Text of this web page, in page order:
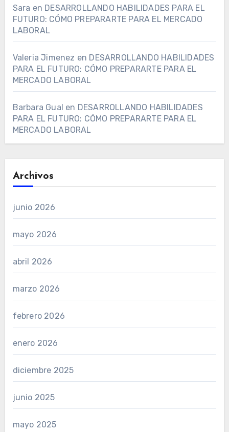
Sara en DESARROLLANDO HABILIDADES PARA EL
FUTURO: CÓMO PREPARARTE PARA EL MERCADO
LABORAL
Valeria Jimenez en DESARROLLANDO HABILIDADES
PARA EL FUTURO: CÓMO PREPARARTE PARA EL
MERCADO LABORAL
Barbara Gual en DESARROLLANDO HABILIDADES
PARA EL FUTURO: CÓMO PREPARARTE PARA EL
MERCADO LABORAL
Archivos
junio 2026
mayo 2026
abril 2026
marzo 2026
febrero 2026
enero 2026
diciembre 2025
junio 2025
mayo 2025